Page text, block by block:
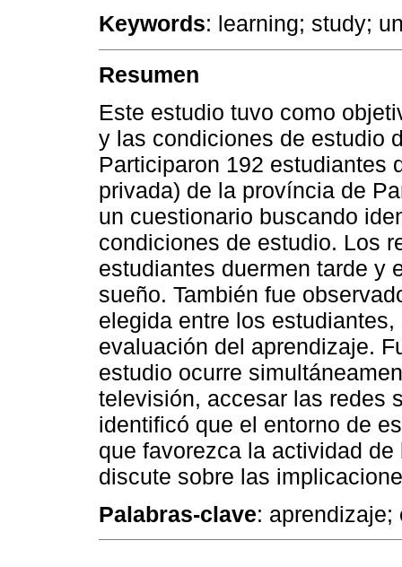
Keywords: learning; study;
Resumen
Este estudio tuvo como
y las condiciones de estudio
Participaron 192 estudiantes
privada) de la província de
un cuestionario buscando
condiciones de estudio. Los
estudiantes duermen tarde y
sueño. También fue
elegida entre los
evaluación del aprendizaje.
estudio ocurre
televisión, accesar las redes
identificó que el entorno de
que favorezca la actividad
discute sobre las
Palabras-clave: aprendizaje;